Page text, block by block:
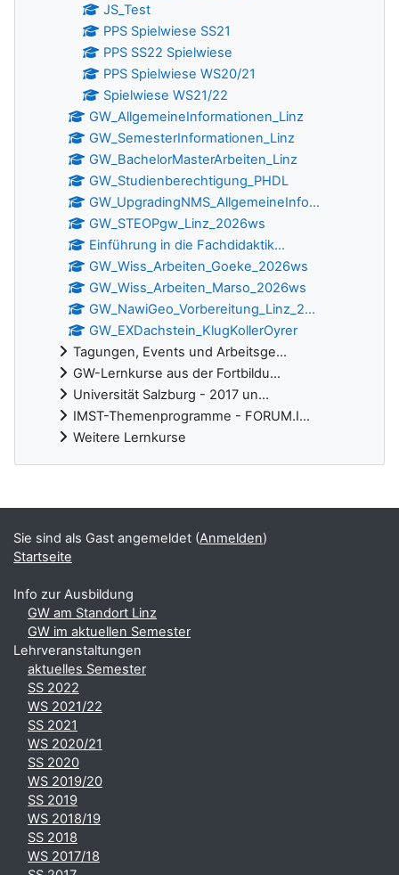
JS_Test
PPS Spielwiese SS21
PPS SS22 Spielwiese
PPS Spielwiese WS20/21
Spielwiese WS21/22
GW_AllgemeineInformationen_Linz
GW_SemesterInformationen_Linz
GW_BachelorMasterArbeiten_Linz
GW_Studienberechtigung_PHDL
GW_UpgradingNMS_AllgemeineInfo...
GW_STEOPgw_Linz_2026ws
Einführung in die Fachdidaktik...
GW_Wiss_Arbeiten_Goeke_2026ws
GW_Wiss_Arbeiten_Marso_2026ws
GW_NawiGeo_Vorbereitung_Linz_2...
GW_EXDachstein_KlugKollerOyrer
Tagungen, Events und Arbeitsge...
GW-Lernkurse aus der Fortbildu...
Universität Salzburg - 2017 un...
IMST-Themenprogramme - FORUM.I...
Weitere Lernkurse
Ergänzungsblöcke
Sie sind als Gast angemeldet (Anmelden)
Startseite
Info zur Ausbildung
GW am Standort Linz
GW im aktuellen Semester
Lehrveranstaltungen
aktuelles Semester
SS 2022
WS 2021/22
SS 2021
WS 2020/21
SS 2020
WS 2019/20
SS 2019
WS 2018/19
SS 2018
WS 2017/18